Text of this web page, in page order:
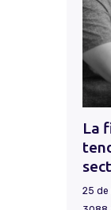
La
25 de